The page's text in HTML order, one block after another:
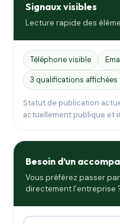
Signaux visibles
Lecture rapide des
Téléphone visible
3 qualifications affichées
Statut de publication
actuellement publique et
Besoin d’un
Vous préférez passer
directement l’entreprise